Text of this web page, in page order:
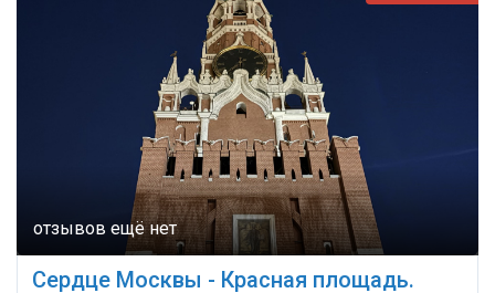
Сердце Москвы - Красная площадь.